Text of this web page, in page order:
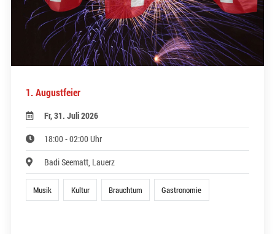
1. Augustfeier
Fr, 31. Juli 2026
18:00 - 02:00 Uhr
Badi Seematt, Lauerz
Musik Kultur Brauchtum Gastronomie